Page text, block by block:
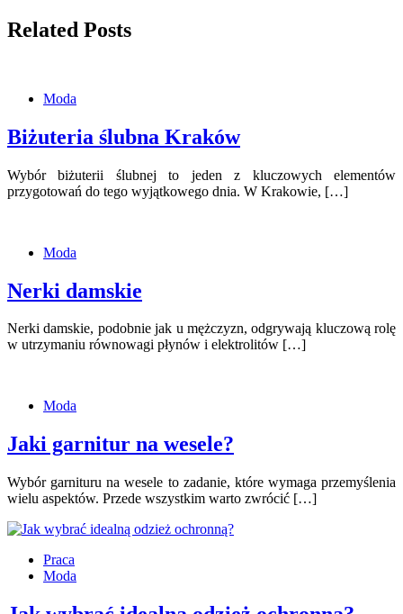
Related Posts
Moda
Biżuteria ślubna Kraków
Wybór biżuterii ślubnej to jeden z kluczowych elementów
przygotowań do tego wyjątkowego dnia. W Krakowie, […]
Moda
Nerki damskie
Nerki damskie, podobnie jak u mężczyzn, odgrywają kluczową rolę
w utrzymaniu równowagi płynów i elektrolitów […]
Moda
Jaki garnitur na wesele?
Wybór garnituru na wesele to zadanie, które wymaga przemyślenia
wielu aspektów. Przede wszystkim warto zwrócić […]
Praca
Moda